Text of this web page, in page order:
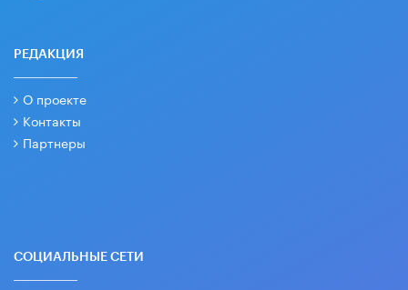
РЕДАКЦИЯ
О проекте
Контакты
Партнеры
СОЦИАЛЬНЫЕ СЕТИ